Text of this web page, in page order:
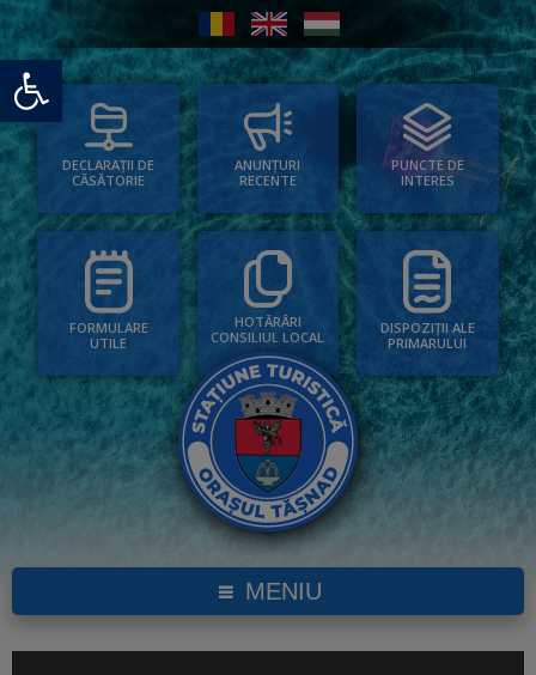
Deschide bara de unelte
DECLARAȚII DE
CĂSĂTORIE
ANUNȚURI
RECENTE
PUNCTE DE
INTERES
FORMULARE
UTILE
HOTĂRÂRI
CONSILIUL LOCAL
DISPOZIȚII ALE
PRIMARULUI
MENIU